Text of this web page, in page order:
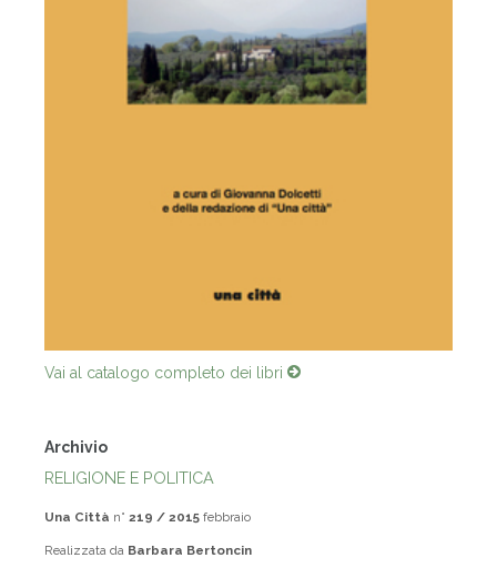
Vai al catalogo completo dei libri
Archivio
RELIGIONE E POLITICA
Una Città n° 219 / 2015 febbraio
Realizzata da Barbara Bertoncin